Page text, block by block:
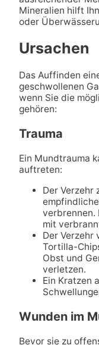
Mineralien hilft
oder
Ursachen
Das Auffinden
geschwollenen
wenn Sie die
gehören:
Trauma
Ein Mundtrauma
auftreten:
Der Verzehr
verbrennen.
mit
Der Verzehr
Tortilla-
Obst und
verletzen.
Ein Kratzen
Wunden im
Bevor sie zu